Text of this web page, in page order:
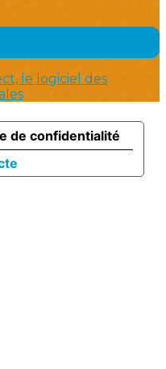
le logiciel des
de confidentialité